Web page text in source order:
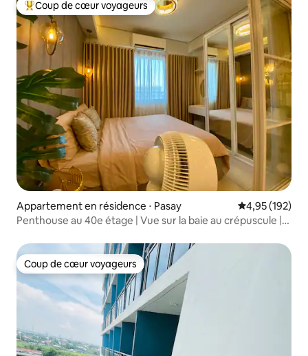
Coups de cœur voyageurs les plus appréciés
Coup de cœur voyageurs
Appartement en résidence ⋅ Pasay Évaluation
4,95 (192)
Penthouse au 40e étage | Vue sur la baie au crépuscule |
Coup de cœur voyageurs
Coup de cœur voyageurs